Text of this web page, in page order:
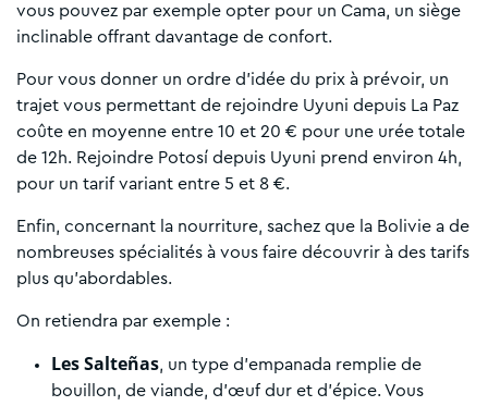
vous pouvez par exemple opter pour un Cama, un siège
inclinable offrant davantage de confort.
Pour vous donner un ordre d’idée du prix à prévoir, un
trajet vous permettant de rejoindre Uyuni depuis La Paz
coûte en moyenne entre 10 et 20 € pour une urée totale
de 12h. Rejoindre Potosí depuis Uyuni prend environ 4h,
pour un tarif variant entre 5 et 8 €.
Enfin, concernant la nourriture, sachez que la Bolivie a de
nombreuses spécialités à vous faire découvrir à des tarifs
plus qu’abordables.
On retiendra par exemple :
Les Salteñas, un type d’empanada remplie de
bouillon, de viande, d’œuf dur et d’épice. Vous